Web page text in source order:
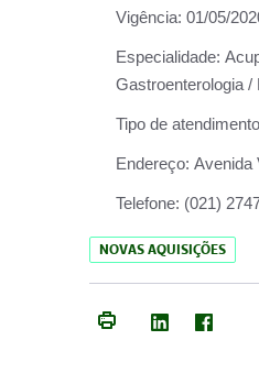
Vigência: 01/05/
Especialidade:
Gastroenterologia
Tipo de
Endereço: Avenida
Telefone: (021)
NOVAS AQUISIÇÕES